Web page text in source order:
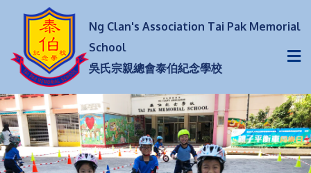
Ng Clan's Association Tai Pak Memorial
School
吳氏宗親總會泰伯紀念學校